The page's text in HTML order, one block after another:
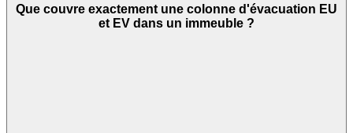
Que couvre exactement une colonne d'évacuation EU
et EV dans un immeuble ?